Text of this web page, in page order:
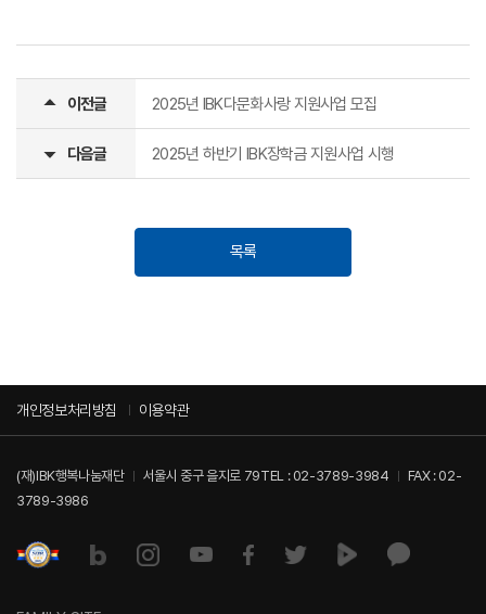
이전글 2025년 IBK다문화사랑 지원사업 모집
다음글 2025년 하반기 IBK장학금 지원사업 시행
목록
개인정보처리방침 이용약관
(재)IBK행복나눔재단 서울시 중구 을지로 79TEL : 02-3789-3984
FAX : 02-
3789-3986